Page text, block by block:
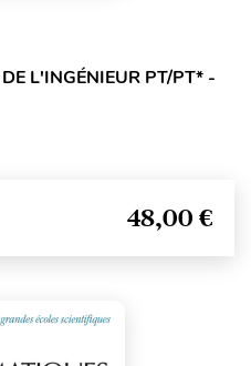
L'INGÉNIEUR PT/PT* -
48,00 €